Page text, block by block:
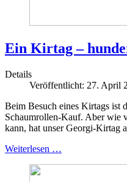
Ein Kirtag –
Details
Veröffentlicht: 27. April
Beim Besuch eines Kirtags ist
Schaumrollen-Kauf. Aber wie
kann, hat unser Georgi-Kirtag
Weiterlesen …